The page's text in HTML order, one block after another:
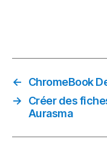
←
ChromeBook
→
Créer des
Aurasma